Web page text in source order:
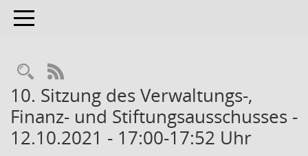
Toggle navigation
RSS-Feed
10. Sitzung des Verwaltungs-,
Finanz- und Stiftungsausschusses -
12.10.2021 - 17:00-17:52 Uhr